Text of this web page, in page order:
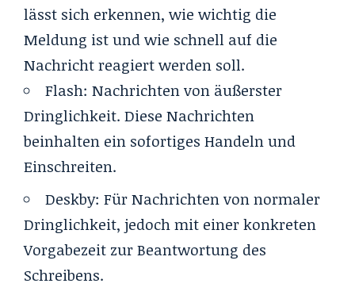
lässt sich erkennen, wie wichtig die
Meldung ist und wie schnell auf die
Nachricht reagiert werden soll.
Flash: Nachrichten von äußerster
Dringlichkeit. Diese Nachrichten
beinhalten ein sofortiges Handeln und
Einschreiten.
Deskby: Für Nachrichten von normaler
Dringlichkeit, jedoch mit einer konkreten
Vorgabezeit zur Beantwortung des
Schreibens.